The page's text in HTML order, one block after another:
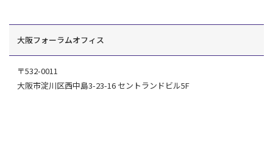
大阪フォーラムオフィス
〒532-0011
大阪市淀川区西中島3-23-16 セントランドビル5F